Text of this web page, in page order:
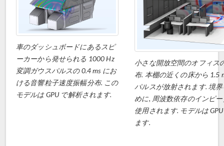
車のダッシュボードにあるスピ
ーカーから発せられる 1000 Hz
変調ガウスパルスの 0.4 ms にお
ける音響粒子速度振幅分布. この
モデルは GPU で解析されます.
小さな開放空間のオフィス
布. 本棚の近くの床から 1.5
パルスが放射されます. 境
めに, 周波数依存のインピ
使用されます. モデルは
ます.